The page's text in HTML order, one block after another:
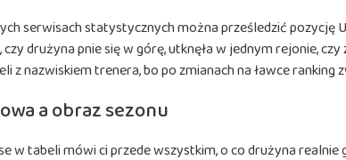
serwisach statystycznych można prześledzić pozycję
drużyna pnie się w górę, utknęła w jednym rejonie,
z nazwiskiem trenera, bo po zmianach na ławce ranking
a obraz sezonu
w tabeli mówi ci przede wszystkim, o co drużyna